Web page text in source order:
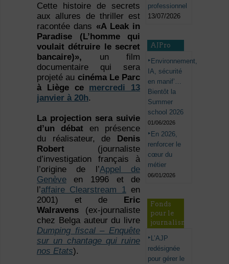
Cette histoire de secrets
aux allures de thriller est
racontée dans «A Leak in
Paradise (L’homme qui
voulait détruire le secret
bancaire)», un film
documentaire qui sera
projeté au cinéma Le Parc
à Liège ce mercredi 13
janvier à 20h.
La projection sera suivie
d’un débat en présence
du réalisateur, de
Denis
Robert(journaliste
d’investigation français à
l’origine de l’Appel de
Genèveen 1996 et de
l’affaire Clearstream 1en
2001) et de
Eric
Walravens(ex-journaliste
chez Belga auteur du livre
Dumping fiscal – Enquête
sur un chantage qui ruine
nos Etats).
professionnel
13/07/2026
AJPro
Environnement,
IA, sécurité
en manif’…
Bientôt la
Summer
school 2026
01/06/2026
En 2026,
renforcer le
cœur du
métier
06/01/2026
Fonds
pour le
journalisme
L’AJP
redésignée
pour gérer le